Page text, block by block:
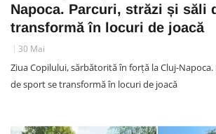
Napoca. Parcuri, străzi și săli
transformă în locuri de joacă
30 Mai
Ziua Copilului, sărbătorită în forță la Cluj-Napoca.
de sport se transformă în locuri de joacă